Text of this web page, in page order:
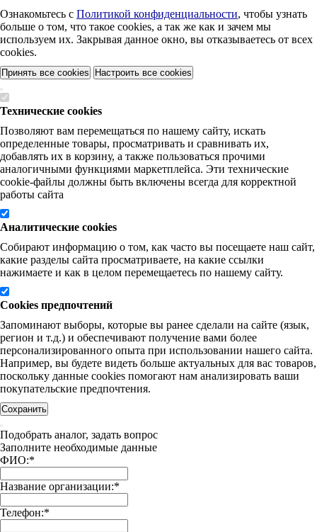
Ознакомьтесь с Политикой конфиденциальности, чтобы узнать
больше о том, что такое cookies, а так же как и зачем мы
используем их. Закрывая данное окно, вы отказываетесь от всех
cookies.
Принять все cookies Настроить все cookies
Технические cookies
Позволяют вам перемещаться по нашему сайту, искать
определенные товары, просматривать и сравнивать их,
добавлять их в корзину, а также пользоваться прочими
аналогичными функциями маркетплейса. Эти технические
cookie-файлы должны быть включены всегда для корректной
работы сайта
Аналитические cookies
Собирают информацию о том, как часто вы посещаете наш сайт,
какие разделы сайта просматриваете, на какие ссылки
нажимаете и как в целом перемещаетесь по нашему сайту.
Cookies предпочтений
Запоминают выборы, которые вы ранее сделали на сайте (язык,
регион и т.д.) и обеспечивают получение вами более
персонализированного опыта при использовании нашего сайта.
Например, вы будете видеть больше актуальных для вас товаров,
поскольку данные cookies помогают нам анализировать ваши
покупательские предпочтения.
Сохранить
Подобрать аналог, задать вопрос
Заполните необходимые данные
ФИО:*
Название организации:*
Телефон:*